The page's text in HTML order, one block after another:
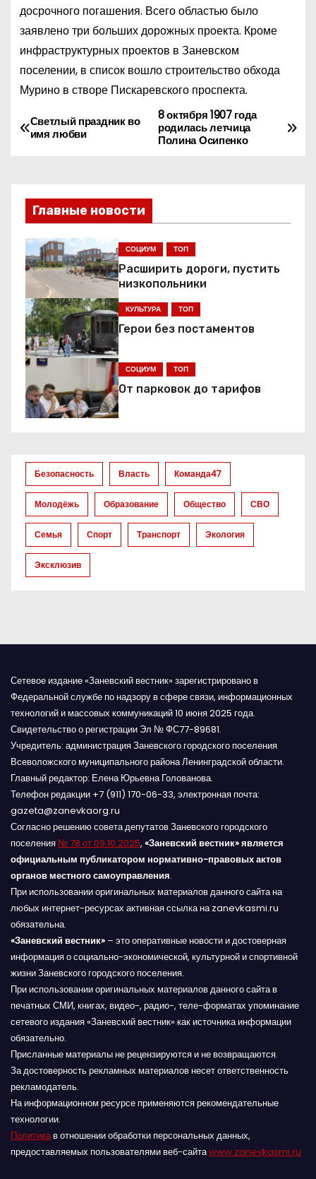
досрочного погашения. Всего областью было
заявлено три больших дорожных проекта. Кроме
инфраструктурных проектов в Заневском
поселении, в список вошло строительство обхода
Мурино в створе Пискаревского проспекта.
Н
г
а
ц
и
я
п
о
а
п
8 октября 1907 года
родилась летчица
Полина Осипенко
Светлый праздник во
имя любви
Главные новости
СОЦИУМ ТОП
Расширить дороги, пустить
низкопольники
КУЛЬТУРА ТОП
Герои без постаментов
СОЦИУМ ТОП
От парковок до тарифов
Безопасность Власть Команда47
Молодёжь Образование Общество СВО
Семья Спорт Транспорт Экология
Эксклюзив
Сетевое издание «Заневский вестник» зарегистрировано в
Федеральной службе по надзору в сфере связи, информационных
технологий и массовых коммуникаций 10 июня 2025 года.
Свидетельство о регистрации Эл № ФС77-89681.
Учредитель: администрация Заневского городского поселения
Всеволожского муниципального района Ленинградской области.
Главный редактор: Елена Юрьевна Голованова.
Телефон редакции +7 (911) 170-06-33, электронная почта:
gazeta@zanevkaorg.ru
Согласно решению совета депутатов Заневского городского
поселения № 78 от 09.10.2025, «Заневский вестник» является
официальным публикатором нормативно-правовых актов
органов местного самоуправления.
При использовании оригинальных материалов данного сайта на
любых интернет-ресурсах активная ссылка на zanevkasmi.ru
обязательна.
«Заневский вестник» – это оперативные новости и достоверная
информация о социально-экономической, культурной и спортивной
жизни Заневского городского поселения.
При использовании оригинальных материалов данного сайта в
печатных СМИ, книгах, видео-, радио-, теле-форматах упоминание
сетевого издания «Заневский вестник» как источника информации
обязательно.
Присланные материалы не рецензируются и не возвращаются.
За достоверность рекламных материалов несет ответственность
рекламодатель.
На информационном ресурсе применяются рекомендательные
технологии.
Политикав отношении обработки персональных данных,
предоставляемых пользователями веб-сайтаwww.zanevkasmi.ru